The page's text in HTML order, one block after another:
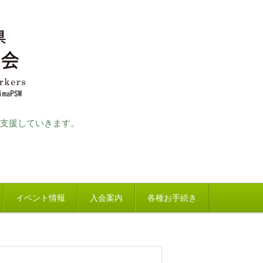
援していきます。
イベント情報 入会案内 各種お手続き